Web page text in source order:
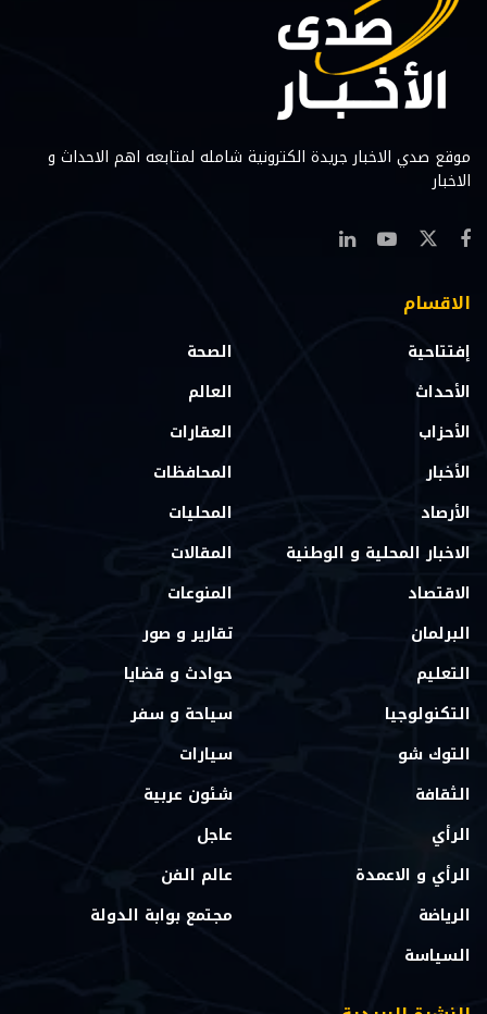
موقع صدي الاخبار جريدة الكترونية شامله لمتابعه اهم الاحداث و
الاخبار
الاقسام
إفتتاحية
الأحداث
الأحزاب
الأخبار
الأرصاد
الاخبار المحلية و الوطنية
الاقتصاد
البرلمان
التعليم
التكنولوجيا
التوك شو
الثقافة
الرأي
الرأي و الاعمدة
الرياضة
السياسة
الصحة
العالم
العقارات
المحافظات
المحليات
المقالات
المنوعات
تقارير و صور
حوادث و قضايا
سياحة و سفر
سيارات
شئون عربية
عاجل
عالم الفن
مجتمع بوابة الدولة